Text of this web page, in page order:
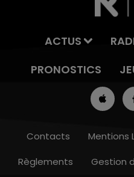
7h00 - 10h00
ACTUS
PRONOSTICS
Contacts Mentions
Règlements
Gestion